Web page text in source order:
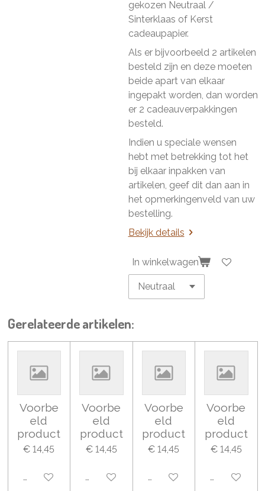
gekozen Neutraal /
Sinterklaas of Kerst
cadeaupapier.
Als er bijvoorbeeld 2 artikelen
besteld zijn en deze moeten
beide apart van elkaar
ingepakt worden, dan worden
er 2 cadeauverpakkingen
besteld.
Indien u speciale wensen
hebt met betrekking tot het
bij elkaar inpakken van
artikelen, geef dit dan aan in
het opmerkingenveld van uw
bestelling.
Bekijk details
In winkelwagen
Gerelateerde artikelen:
Voorbe
eld
product
€ 14,45
Uitgeschakeld
Voorbe
eld
product
€ 14,45
Uitgeschakeld
Voorbe
eld
product
€ 14,45
Uitgeschakeld
Voorbe
eld
product
€ 14,45